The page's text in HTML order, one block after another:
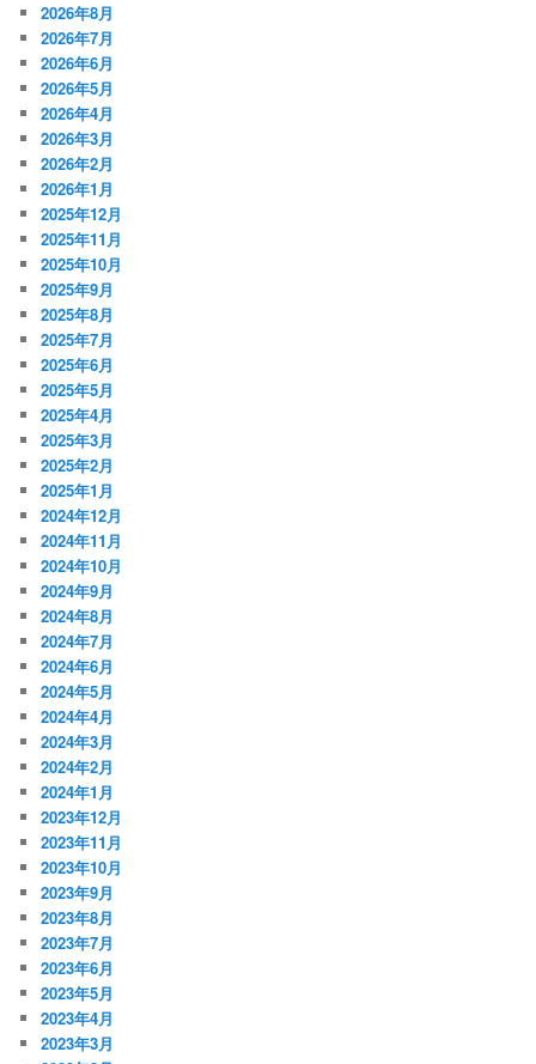
2026年8月
2026年7月
2026年6月
2026年5月
2026年4月
2026年3月
2026年2月
2026年1月
2025年12月
2025年11月
2025年10月
2025年9月
2025年8月
2025年7月
2025年6月
2025年5月
2025年4月
2025年3月
2025年2月
2025年1月
2024年12月
2024年11月
2024年10月
2024年9月
2024年8月
2024年7月
2024年6月
2024年5月
2024年4月
2024年3月
2024年2月
2024年1月
2023年12月
2023年11月
2023年10月
2023年9月
2023年8月
2023年7月
2023年6月
2023年5月
2023年4月
2023年3月